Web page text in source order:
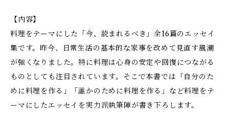
【内容】
料理をテーマにした「今、読まれるべき」全16篇のエッセイ
集です。昨今、日常生活の基本的な家事を改めて見直す風潮
が強くなりました。特に料理は心身の安定や回復につながる
ものとしても注目されています。そこで本書では「自分のた
めに料理を作る」「誰かのために料理を作る」など料理をテ
ーマにしたエッセイを実力派執筆陣が書き下ろします。